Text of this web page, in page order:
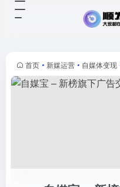
首页 • 新媒运营 • 自媒体变现
数变现服务。通过按阅读计价
（CPC）的模式，广告主按阅
支付费用或一口价结算，公众
者通过...